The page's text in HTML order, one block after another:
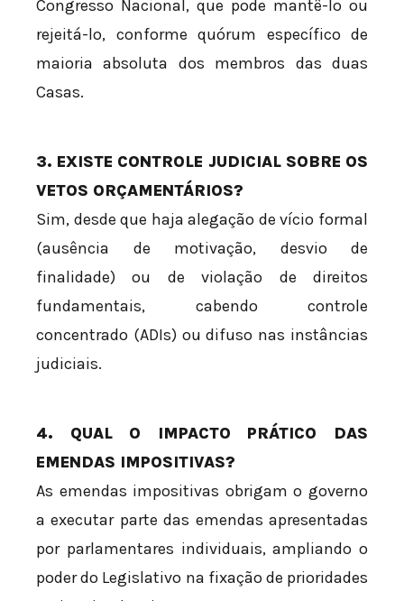
Congresso Nacional, que pode mantê-lo ou
rejeitá-lo, conforme quórum específico de
maioria absoluta dos membros das duas
Casas.
3. EXISTE CONTROLE JUDICIAL SOBRE OS
VETOS ORÇAMENTÁRIOS?
Sim, desde que haja alegação de vício formal
(ausência de motivação, desvio de
finalidade) ou de violação de direitos
fundamentais, cabendo controle
concentrado (ADIs) ou difuso nas instâncias
judiciais.
4. QUAL O IMPACTO PRÁTICO DAS
EMENDAS IMPOSITIVAS?
As emendas impositivas obrigam o governo
a executar parte das emendas apresentadas
por parlamentares individuais, ampliando o
poder do Legislativo na fixação de prioridades